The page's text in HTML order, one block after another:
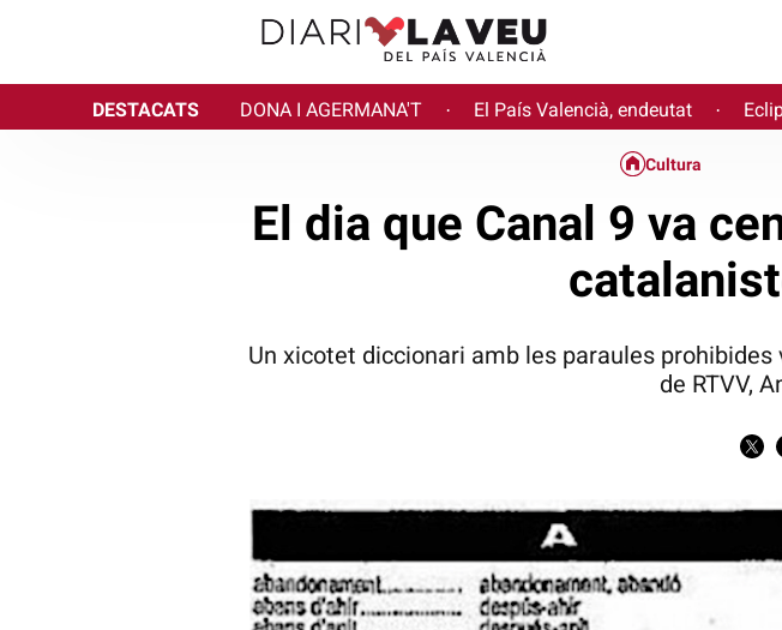
DESTACATS DONA I AGERMANA'T · El País Valencià, endeutat ·
Cultura
El dia que Canal 9 va
Un xicotet diccionari amb les paraules
de RTVV,